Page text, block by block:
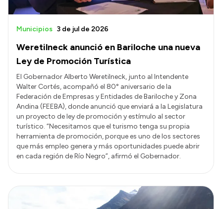
Weretilneck anunció en Bariloche una nueva
Ley de Promoción Turística
Municipios 3 de jul de 2026
El Gobernador Alberto Weretilneck, junto al Intendente
Walter Cortés, acompañó el 80° aniversario de la
Federación de Empresas y Entidades de Bariloche y Zona
Andina (FEEBA), donde anunció que enviará a la Legislatura
un proyecto de ley de promoción y estímulo al sector
turístico. “Necesitamos que el turismo tenga su propia
herramienta de promoción, porque es uno de los sectores
que más empleo genera y más oportunidades puede abrir
en cada región de Río Negro”, afirmó el Gobernador.